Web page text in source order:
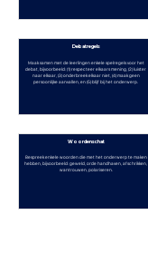
Debatregels
Maak samen met de leerlingen enkele spelregels voor het
debat, bijvoorbeeld: (1) respecteer elkaars mening, (2) luister
naar elkaar, (3) onderbreek elkaar niet, (4) maak geen
persoonlijke aanvallen, en (5) blijf bij het onderwerp.
Woordenschat
Bespreek enkele woorden die met het onderwerp te maken
hebben, bijvoorbeeld: geweld, orde handhaven, afschrikken,
wantrouwen, polariseren.